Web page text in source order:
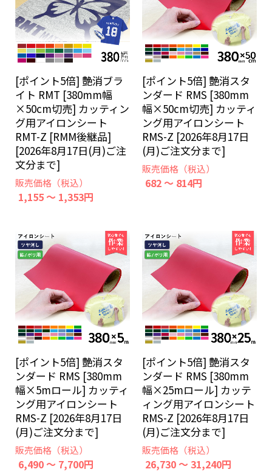
[ポイント5倍] 艶消ブラ
イト RMT [380mm幅
×50cm切売] カッティン
グ用アイロンシート
RMT-Z [RMM後継品]
[2026年8月17日(月)ご注
文分まで]
販売価格（税込）
1,155 ～ 1,353円
[ポイント5倍] 艶消スタ
ンダード RMS [380mm
幅×50cm切売] カッティ
ング用アイロンシート
RMS-Z [2026年8月17日
(月)ご注文分まで]
販売価格（税込）
682 ～ 814円
[ポイント5倍] 艶消スタ
ンダード RMS [380mm
幅×5mロール] カッティ
ング用アイロンシート
RMS-Z [2026年8月17日
(月)ご注文分まで]
販売価格（税込）
6,490 ～ 7,700円
[ポイント5倍] 艶消スタ
ンダード RMS [380mm
幅×25mロール] カッテ
ィング用アイロンシート
RMS-Z [2026年8月17日
(月)ご注文分まで]
販売価格（税込）
26,730 ～ 31,240円